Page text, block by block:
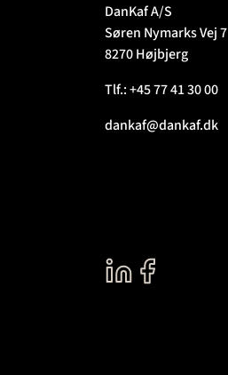
DanKaf A/S
Søren Nymarks Vej 7
8270 Højbjerg
Tlf.:+45 77 41 30 00
dankaf@dankaf.dk